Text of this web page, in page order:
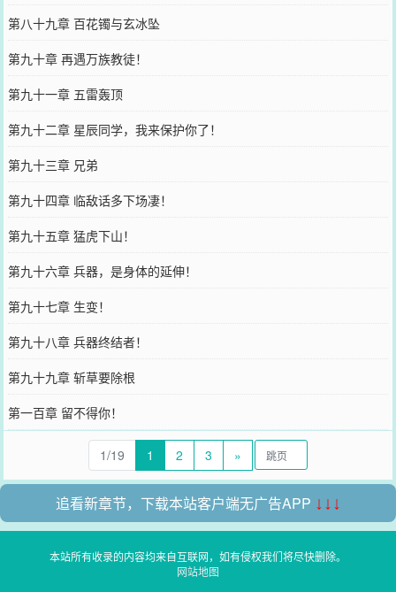
第八十九章 百花镯与玄冰坠
第九十章 再遇万族教徒！
第九十一章 五雷轰顶
第九十二章 星辰同学，我来保护你了！
第九十三章 兄弟
第九十四章 临敌话多下场凄！
第九十五章 猛虎下山！
第九十六章 兵器，是身体的延伸！
第九十七章 生变！
第九十八章 兵器终结者！
第九十九章 斩草要除根
第一百章 留不得你！
1/19 1 2 3 »
追看新章节，下载本站客户端无广告APP ↓↓↓
本站所有收录的内容均来自互联网，如有侵权我们将尽快删除。
网站地图